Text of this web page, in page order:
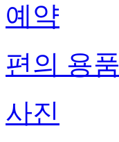
예약
편의 용품
사진